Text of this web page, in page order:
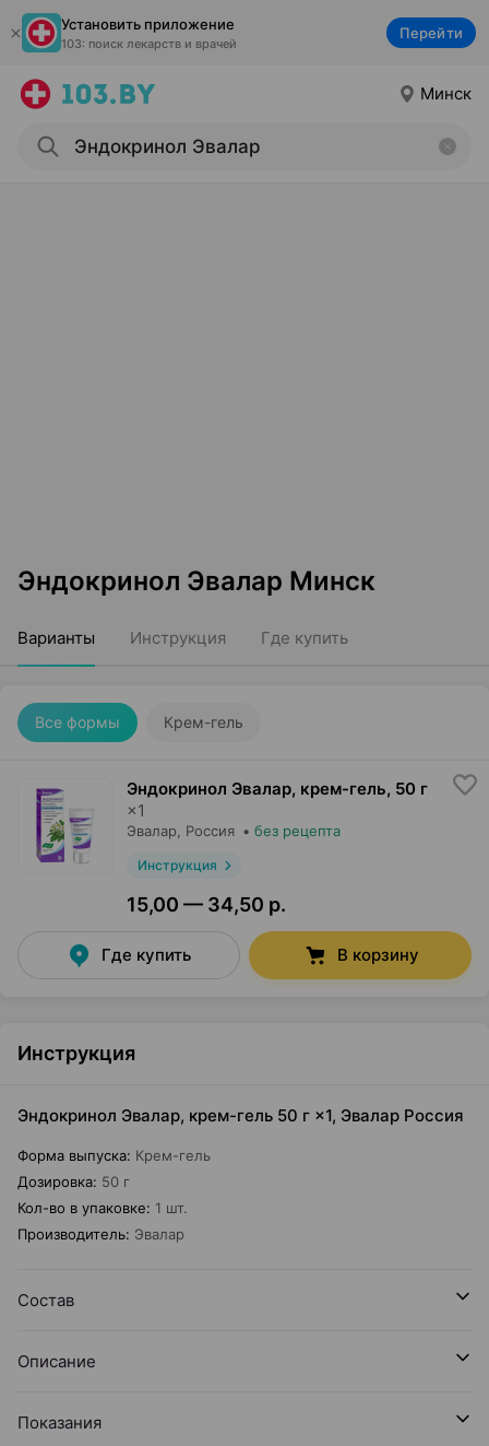
Установить приложение
103: поиск лекарств и врачей
Перейти
Минск
Эндокринол Эвалар Минск
Варианты Инструкция Где купить
Все формы Крем-гель
Эндокринол Эвалар, крем-гель, 50 г
×1
Эвалар , Россия • без рецепта
Инструкция
15,00 — 34,50 р.
Где купить В корзину
Инструкция
Эндокринол Эвалар, крем-гель 50 г ×1, Эвалар Россия
Форма выпуска: Крем-гель
Дозировка: 50 г
Кол-во в упаковке: 1 шт.
Производитель: Эвалар
Состав
Описание
Показания